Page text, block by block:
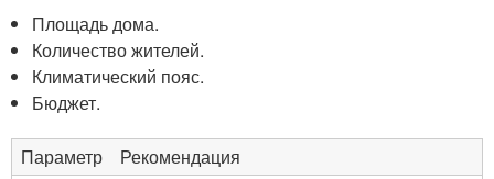
Площадь дома.
Количество жителей.
Климатический пояс.
Бюджет.
Параметр Рекомендация